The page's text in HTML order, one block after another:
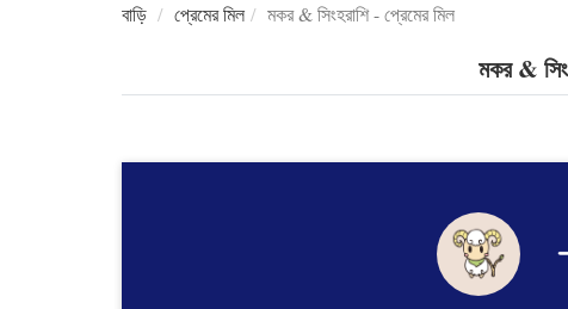
বাড়ি প্রেমের মিল মকর & সিংহরাশি - প্রেমের মিল
মকর &